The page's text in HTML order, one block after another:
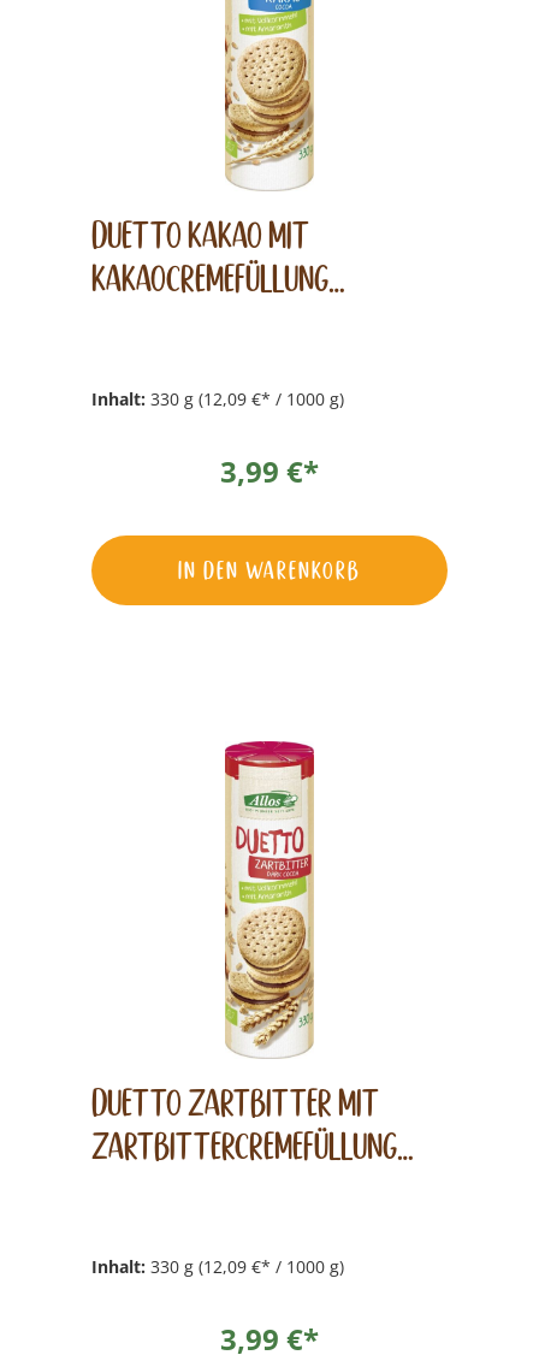
Duetto Kakao mit
Kakaocremefüllung
Inhalt: 330 g (12,09 €* / 1000 g)
3,99 €*
In den Warenkorb
Duetto Zartbitter mit
Zartbittercremefüllung
Inhalt: 330 g (12,09 €* / 1000 g)
3,99 €*